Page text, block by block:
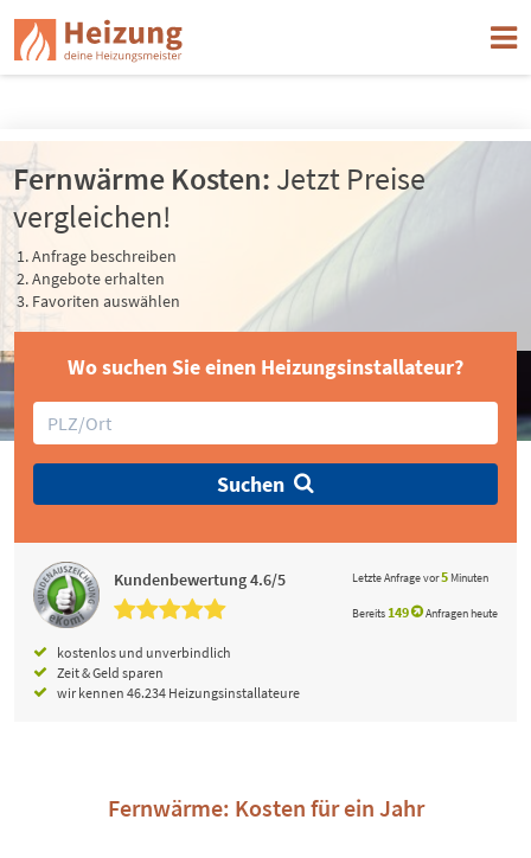
Fernwärme Kosten: Jetzt Preise
vergleichen!
Anfrage beschreiben
Angebote erhalten
Favoriten auswählen
Wo suchen Sie einen Heizungsinstallateur?
Suchen
Kundenbewertung 4.6/5 Letzte Anfrage vor5 Minuten
Bereits149 Anfragen heute
kostenlos und unverbindlich
Zeit & Geld sparen
wir kennen 46.234 Heizungsinstallateure
Fernwärme: Kosten für ein Jahr